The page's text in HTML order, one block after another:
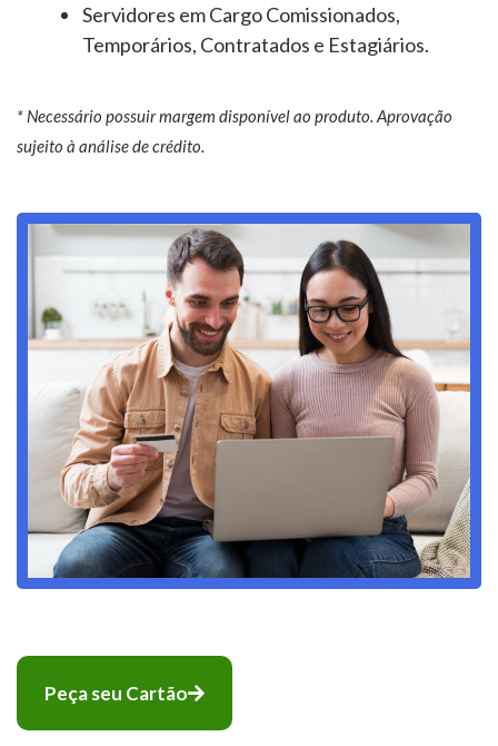
Servidores em Cargo Comissionados,
Temporários, Contratados e Estagiários.
* Necessário possuir margem disponível ao produto. Aprovação
sujeito à análise de crédito.
Peça seu Cartão